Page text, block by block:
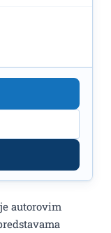
autorovim